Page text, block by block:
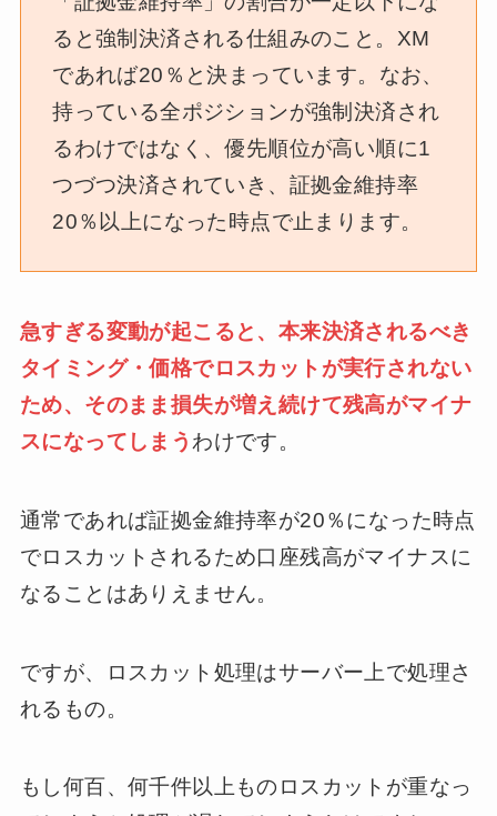
ると強制決済される仕組みのこと。XM
であれば20％と決まっています。なお、
持っている全ポジションが強制決済され
るわけではなく、優先順位が高い順に1
つづつ決済されていき、証拠金維持率
20％以上になった時点で止まります。
急すぎる変動が起こると、本来決済されるべき
タイミング・価格でロスカットが実行されない
ため、そのまま損失が増え続けて残高がマイナ
スになってしまうわけです。
通常であれば証拠金維持率が20％になった時点
でロスカットされるため口座残高がマイナスに
なることはありえません。
ですが、ロスカット処理はサーバー上で処理さ
れるもの。
もし何百、何千件以上ものロスカットが重なっ